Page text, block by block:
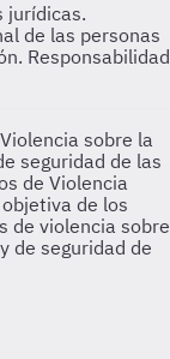
jurídicas.
de las personas
Responsabilidad
sobre la
seguridad de las
de Violencia
de los
de violencia sobre
de seguridad de